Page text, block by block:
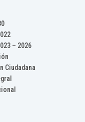
– 2026
Ciudadana